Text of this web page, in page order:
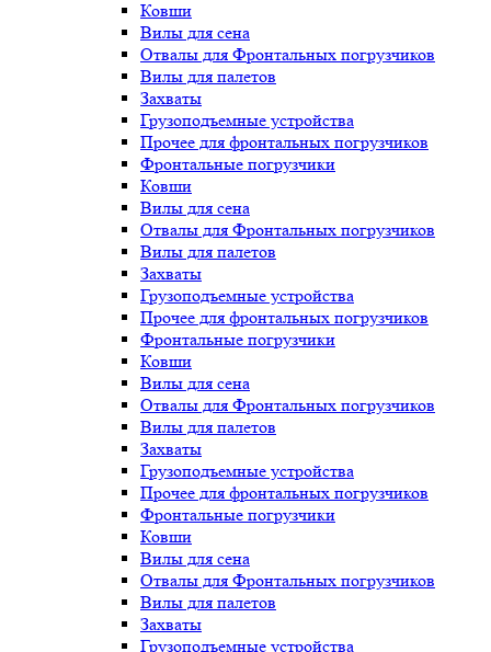
Ковши
Вилы для сена
Отвалы для Фронтальных погрузчиков
Вилы для палетов
Захваты
Грузоподъемные устройства
Прочее для фронтальных погрузчиков
Фронтальные погрузчики
Ковши
Вилы для сена
Отвалы для Фронтальных погрузчиков
Вилы для палетов
Захваты
Грузоподъемные устройства
Прочее для фронтальных погрузчиков
Фронтальные погрузчики
Ковши
Вилы для сена
Отвалы для Фронтальных погрузчиков
Вилы для палетов
Захваты
Грузоподъемные устройства
Прочее для фронтальных погрузчиков
Фронтальные погрузчики
Ковши
Вилы для сена
Отвалы для Фронтальных погрузчиков
Вилы для палетов
Захваты
Грузоподъемные устройства